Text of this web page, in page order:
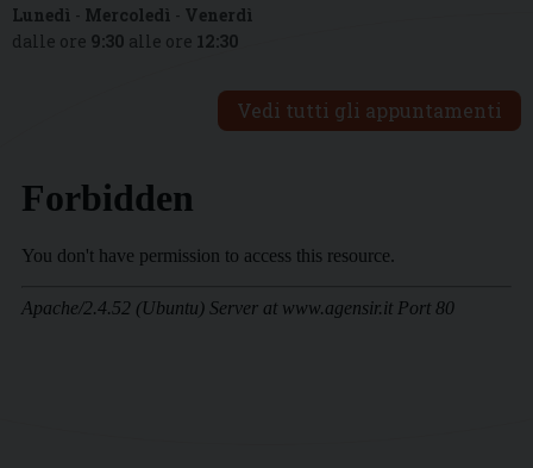
Lunedì - Mercoledì - Venerdì
dalle ore 9:30 alle ore 12:30
Vedi tutti gli appuntamenti